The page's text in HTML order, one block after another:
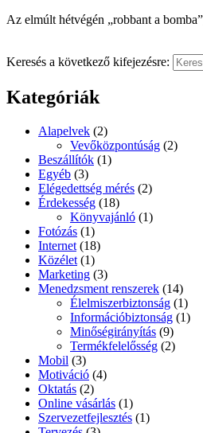
Az elmúlt hétvégén „robbant a
Keresés a következő kifejezésre:
Kategóriák
Alapelvek (2)
Vevőközpontúság (2)
Beszállítók (1)
Egyéb (3)
Elégedettség mérés (2)
Érdekesség (18)
Könyvajánló (1)
Fotózás (1)
Internet (18)
Közélet (1)
Marketing (3)
Menedzsment renszerek (14)
Élelmiszerbiztonság (1)
Információbiztonság (1)
Minőségirányítás (9)
Termékfelelősség (2)
Mobil (3)
Motiváció (4)
Oktatás (2)
Online vásárlás (1)
Szervezetfejlesztés (1)